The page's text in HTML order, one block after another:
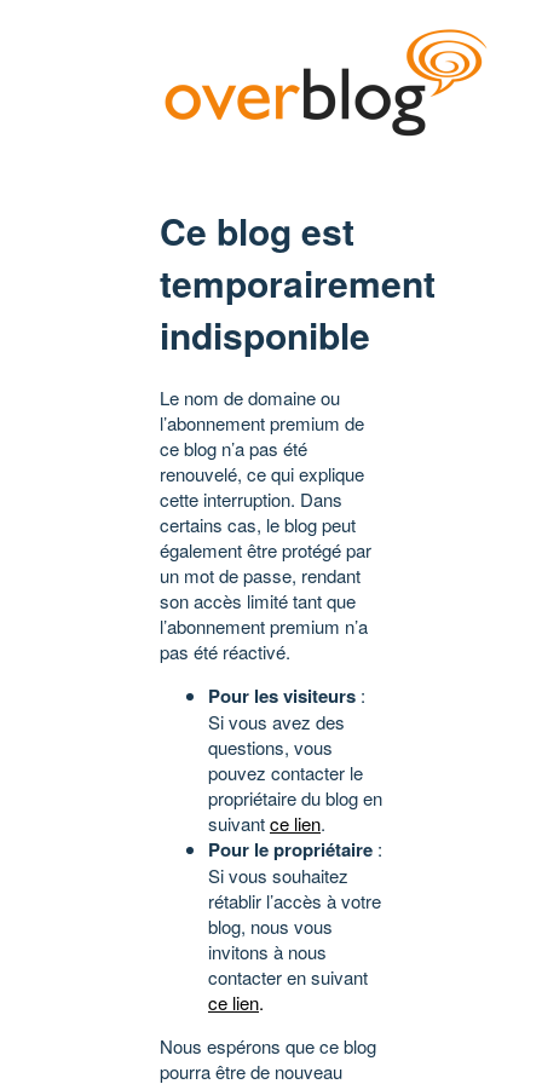
Ce blog est
temporairement
indisponible
Le nom de domaine ou
l’abonnement premium de
ce blog n’a pas été
renouvelé, ce qui explique
cette interruption. Dans
certains cas, le blog peut
également être protégé par
un mot de passe, rendant
son accès limité tant que
l’abonnement premium n’a
pas été réactivé.
Pour les visiteurs :
Si vous avez des
questions, vous
pouvez contacter le
propriétaire du blog en
suivantce lien.
Pour le propriétaire :
Si vous souhaitez
rétablir l’accès à votre
blog, nous vous
invitons à nous
contacter en suivant
ce lien.
Nous espérons que ce blog
pourra être de nouveau